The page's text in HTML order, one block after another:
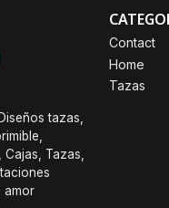
tazas,
Tazas,
amor
Contact
Home
Tazas